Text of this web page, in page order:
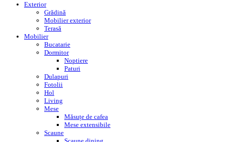
Exterior
Grădină
Mobilier exterior
Terasă
Mobilier
Bucatarie
Dormitor
Noptiere
Paturi
Dulapuri
Fotolii
Hol
Living
Mese
Măsuțe de cafea
Mese extensibile
Scaune